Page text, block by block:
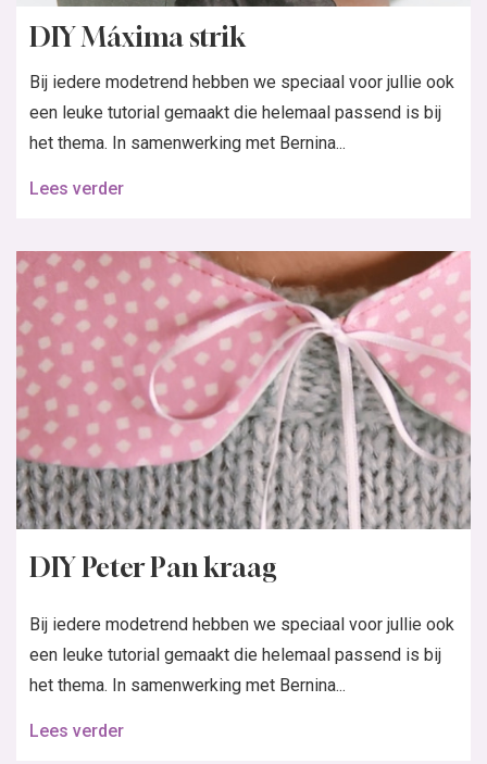
DIY Máxima strik
Bij iedere modetrend hebben we speciaal voor jullie ook
een leuke tutorial gemaakt die helemaal passend is bij
het thema. In samenwerking met Bernina...
Lees verder
DIY Peter Pan kraag
Bij iedere modetrend hebben we speciaal voor jullie ook
een leuke tutorial gemaakt die helemaal passend is bij
het thema. In samenwerking met Bernina...
Lees verder